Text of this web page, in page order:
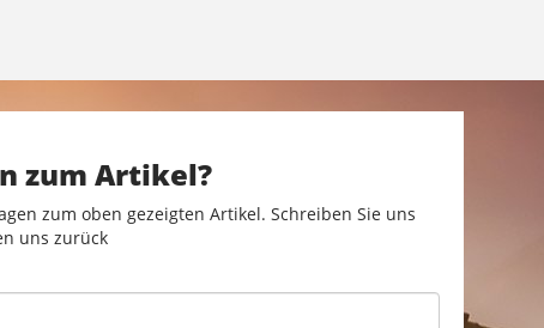
zum Artikel?
zum oben gezeigten Artikel. Schreiben Sie uns
uns zurück